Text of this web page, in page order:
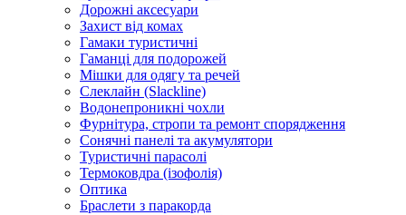
Дорожні аксесуари
Захист від комах
Гамаки туристичні
Гаманці для подорожей
Мішки для одягу та речей
Слеклайн (Slackline)
Водонепроникні чохли
Фурнітура, стропи та ремонт спорядження
Сонячні панелі та акумулятори
Туристичні парасолі
Термоковдра (ізофолія)
Оптика
Браслети з паракорда